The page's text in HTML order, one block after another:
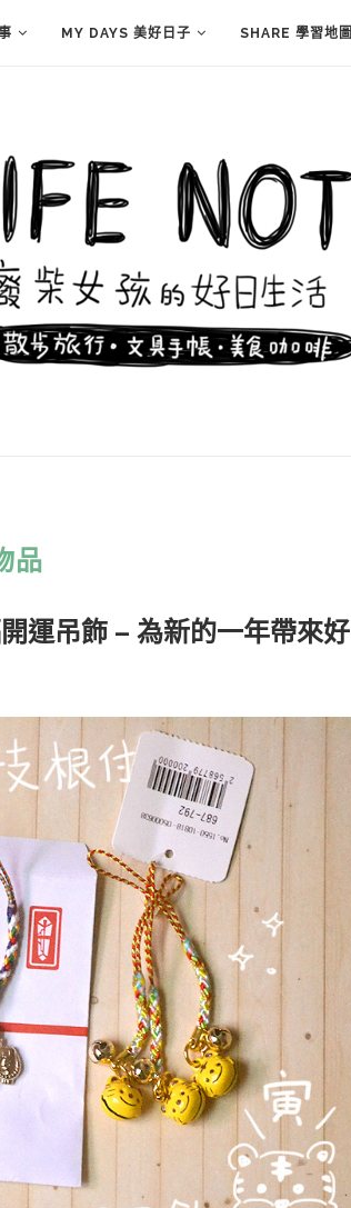
MY DAYS 美好日子 SHARE 學習地圖
品
運吊飾 – 為新的一年帶來好